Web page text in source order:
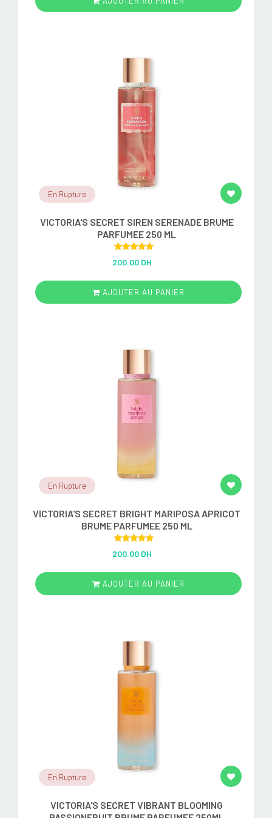
En Rupture
VICTORIA'S SECRET SIREN SERENADE BRUME
PARFUMEE 250 ML
out of 5
200.00 DH
AJOUTER AU PANIER
En Rupture
VICTORIA'S SECRET BRIGHT MARIPOSA APRICOT
BRUME PARFUMEE 250 ML
out of 5
200.00 DH
AJOUTER AU PANIER
En Rupture
VICTORIA'S SECRET VIBRANT BLOOMING